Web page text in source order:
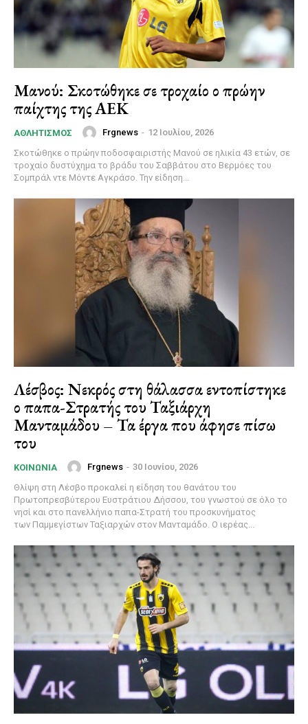
Μανού: Σκοτώθηκε σε τροχαίο ο πρώην
παίχτης της ΑΕΚ
ΑΘΛΗΤΙΣΜΌΣ Frgnews - 12 Ιουλίου, 2026
Σκοτώθηκε ο πρώην ποδοσφαιριστής Μανού σε ηλικία 43 ετών, σε
τροχαίο δυστύχημα το βράδυ του Σαββάτου στο Βερμόες του
Σομπράλ ντε Μόντε Αγκράσο. Την είδηση...
Λέσβος: Νεκρός στη θάλασσα εντοπίστηκε
ο παπα-Στρατής του Ταξιάρχη
Μανταμάδου – Τα έργα που άφησε πίσω
του
ΚΟΙΝΩΝΊΑ Frgnews - 30 Ιουνίου, 2026
Θλίψη στη Λέσβο προκαλεί η είδηση του θανάτου του
Πρωτοπρεσβύτερου Ευστράτιου Δήσσου, του γνωστού σε όλο το
νησί και στο πανελλήνιο παπα-Στρατή του προσκυνήματος
των Παμμεγίστων Ταξιαρχών στον Μανταμάδο. Ο ιερέας...